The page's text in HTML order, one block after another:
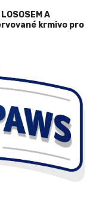
A
krmivo pro